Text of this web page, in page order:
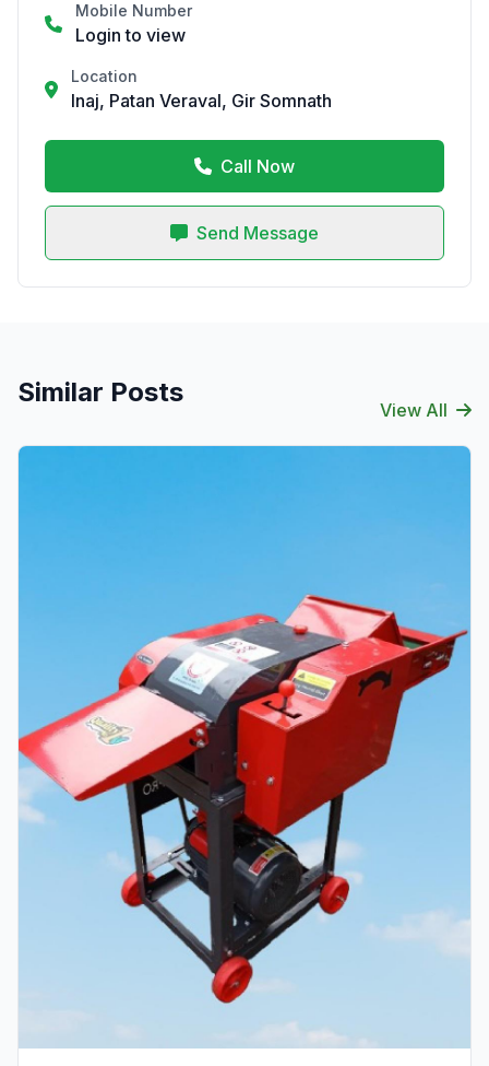
Mobile Number
Login to view
Location
Inaj, Patan Veraval, Gir Somnath
Call Now
Send Message
Similar Posts
View All